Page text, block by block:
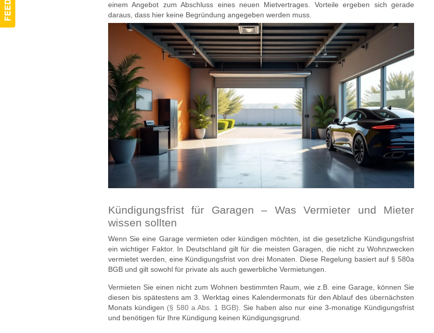
einem Angebot zum Abschluss eines neuen Mietvertrages. Vorteile ergeben sich gerade
daraus, dass hier keine Begründung angegeben werden muss.
Kündigungsfrist für Garagen – Was Vermieter und Mieter
wissen sollten
Wenn Sie eine Garage vermieten oder kündigen möchten, ist die gesetzliche Kündigungsfrist
ein wichtiger Faktor. In Deutschland gilt für die meisten Garagen, die nicht zu Wohnzwecken
vermietet werden, eine Kündigungsfrist von drei Monaten. Diese Regelung basiert auf § 580a
BGB und gilt sowohl für private als auch gewerbliche Vermietungen.
Vermieten Sie einen nicht zum Wohnen bestimmten Raum, wie z.B. eine Garage, können Sie
diesen bis spätestens am 3. Werktag eines Kalendermonats für den Ablauf des übernächsten
Monats kündigen (§ 580 a Abs. 1 BGB) . Sie haben also nur eine 3-monatige Kündigungsfrist
und benötigen für Ihre Kündigung keinen Kündigungsgrund.